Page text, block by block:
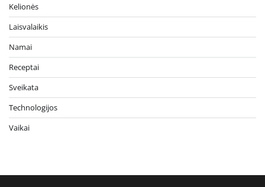
Kelionės
Laisvalaikis
Namai
Receptai
Sveikata
Technologijos
Vaikai